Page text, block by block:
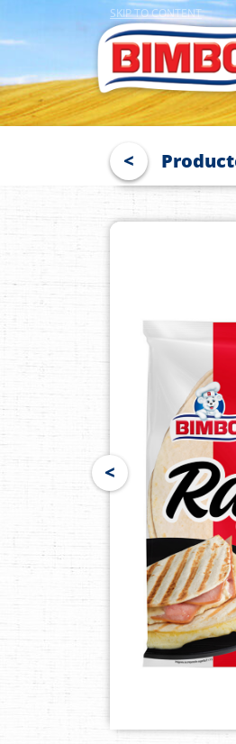
contenido
SKIP TO CONTENT
<